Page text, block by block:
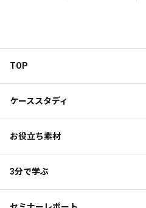
TOP
ケーススタディ
お役立ち素材
3分で学ぶ